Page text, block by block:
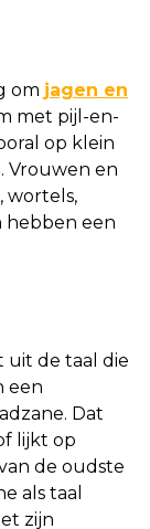
om jagen en
met pijl-en-
op klein
Vrouwen en
wortels,
hebben een
uit de taal die
een
Dat
lijkt op
de oudste
als taal
zijn